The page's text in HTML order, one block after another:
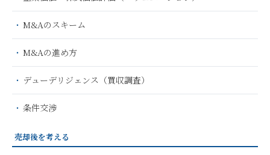
M&Aのスキーム
M&Aの進め方
デューデリジェンス（買収調査）
条件交渉
売却後を考える